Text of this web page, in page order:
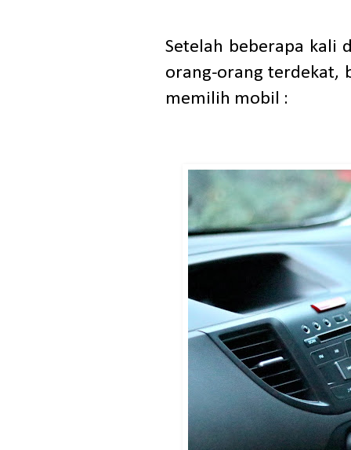
Setelah beberapa kali
orang-orang terdekat,
memilih mobil :